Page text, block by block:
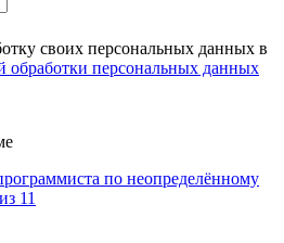
своих персональных данных в
обработки персональных данных
по неопределённому
11